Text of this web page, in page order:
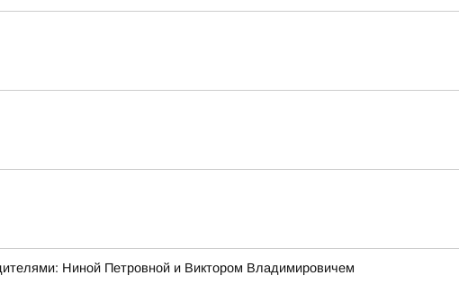
Ниной Петровной и Виктором Владимировичем